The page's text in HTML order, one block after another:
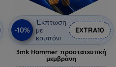
-10%
Έκπτωση
με
κουπόνι
EXTRA10
3mk Hammer προστατευτική
μεμβράνη